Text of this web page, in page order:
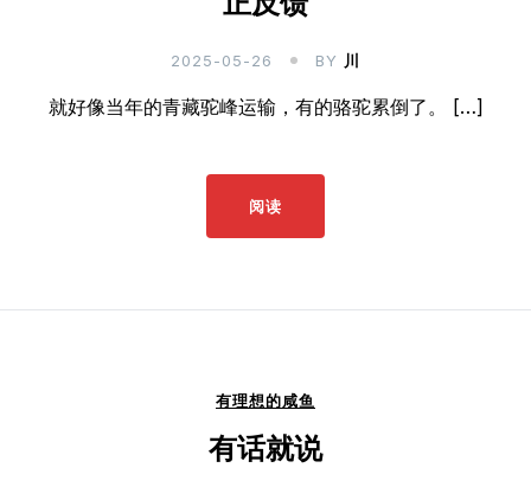
2025-05-26 BY 川
就好像当年的青藏驼峰运输，有的骆驼累倒了。 […]
阅读
有理想的咸鱼
有话就说